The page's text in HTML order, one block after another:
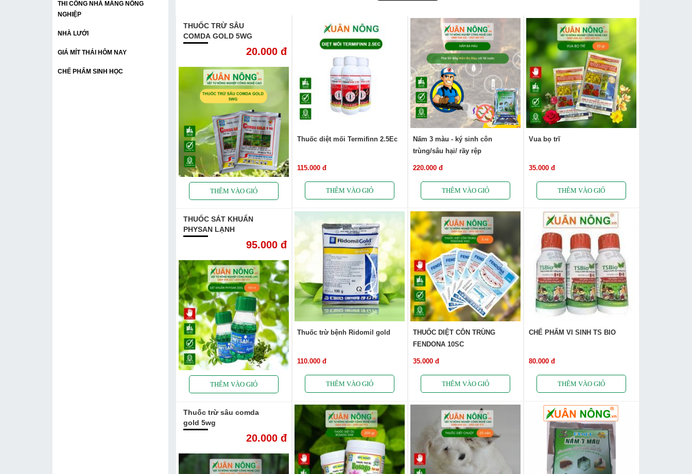
THUỐC TRỪ SÂU
COMDA GOLD 5WG
20.000 đ
Thuốc diệt mối Termifinn 2.5Ec
115.000 đ
Nấm 3 màu - ký sinh côn
trùng/sâu hại/ rầy rệp
220.000 đ
Vua bọ trĩ
35.000 đ
THUỐC SÁT KHUẨN
PHYSAN LẠNH
95.000 đ
Thuốc trừ bệnh Ridomil gold
110.000 đ
THUỐC DIỆT CÔN TRÙNG
FENDONA 10SC
35.000 đ
CHẾ PHẨM VI SINH TS BIO
80.000 đ
Thuốc trừ sâu comda
gold 5wg
20.000 đ
THI CÔNG NHÀ MÀNG NÔNG
NGHIỆP
NHÀ LƯỚI
GIÁ MÍT THÁI HÔM NAY
CHẾ PHẨM SINH HỌC